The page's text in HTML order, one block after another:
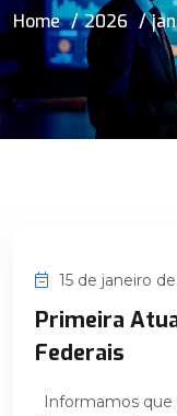
Home 2026
15 de janeiro
Primeira
Federais
Informamos que